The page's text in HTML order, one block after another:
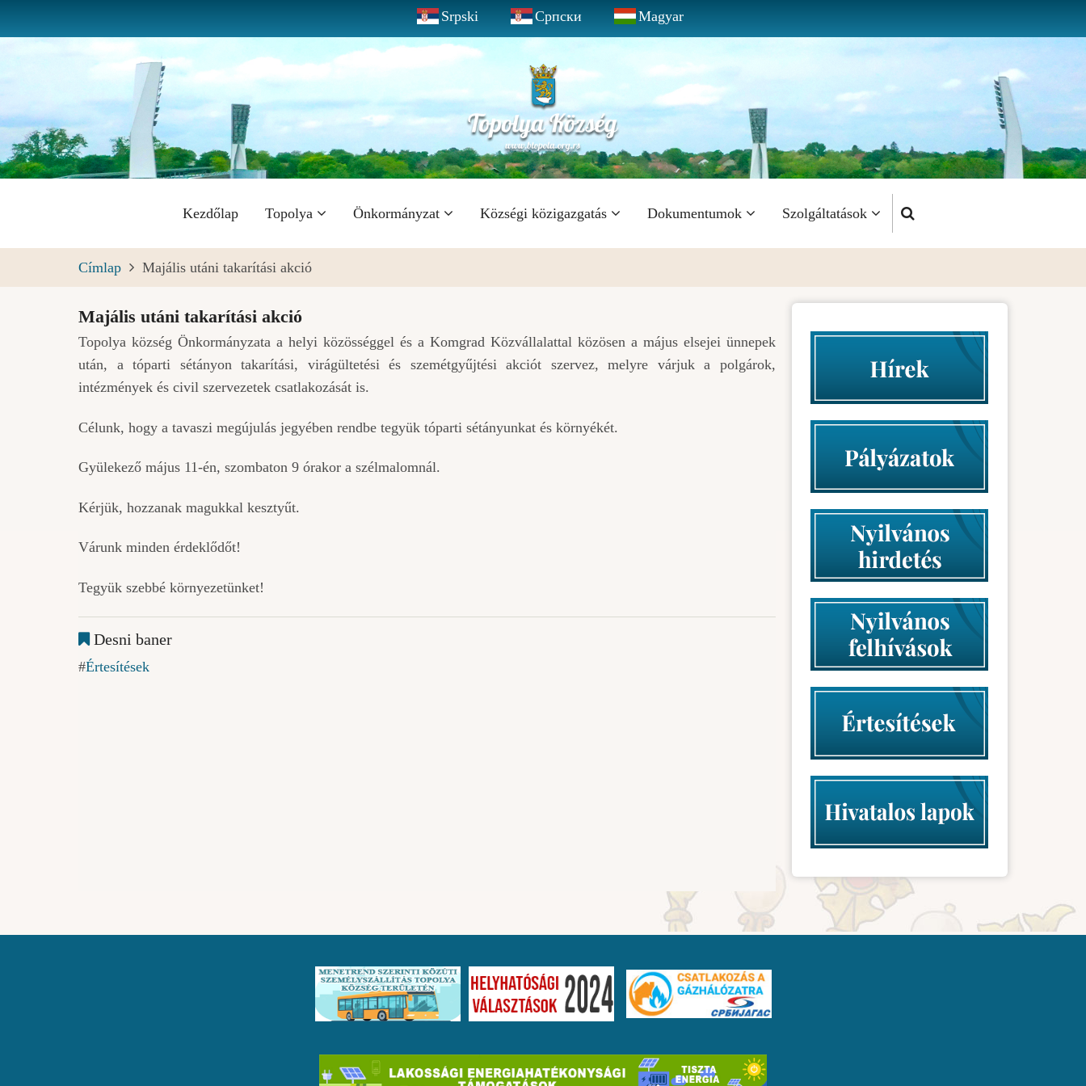
a
tartalomra
Srpski Српски Magyar
Fő
navigáció
Kezdőlap Topolya Önkormányzat Községi közigazgatás Dokumentumok Szolgáltatások
Címlap Majális utáni takarítási akció
Majális utáni takarítási akció
Topolya község Önkormányzata a helyi közösséggel és a Komgrad Közvállalattal közösen a május elsejei ünnepek
után, a tóparti sétányon takarítási, virágültetési és szemétgyűjtési akciót szervez, melyre várjuk a polgárok,
intézmények és civil szervezetek csatlakozását is.
Célunk, hogy a tavaszi megújulás jegyében rendbe tegyük tóparti sétányunkat és környékét.
Gyülekező május 11-én, szombaton 9 órakor a szélmalomnál.
Kérjük, hozzanak magukkal kesztyűt.
Várunk minden érdeklődőt!
Tegyük szebbé környezetünket!
Desni baner
Értesítések